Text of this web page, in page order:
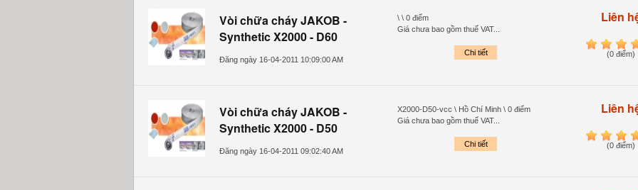
Vòi chữa cháy JAKOB -
Synthetic X2000 - D60
Đăng ngày 16-04-2011 10:09:00 AM
\ \ 0 điểm
Giá chưa bao gồm thuế VAT...
Chi tiết
Liên
1 2 3 4
(0 điểm)
Vòi chữa cháy JAKOB -
Synthetic X2000 - D50
Đăng ngày 16-04-2011 09:02:40 AM
X2000-D50-vcc \ Hồ Chí Minh \ 0 điểm
Giá chưa bao gồm thuế VAT...
Chi tiết
Liên
1 2 3 4
(0 điểm)